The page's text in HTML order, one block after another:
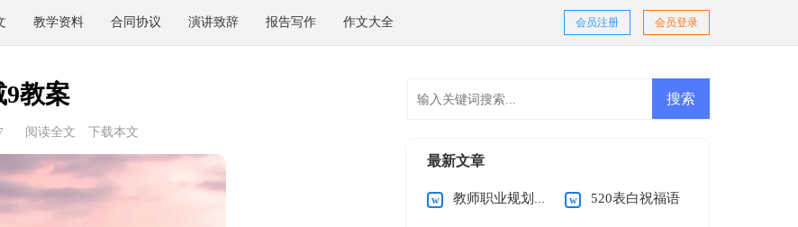
教学资料 合同协议 演讲致辞 报告写作 作文大全 会员登录
会员注册
教案
阅读全文 下载本文
最新文章
教师职业规划心得体会 520表白祝福语